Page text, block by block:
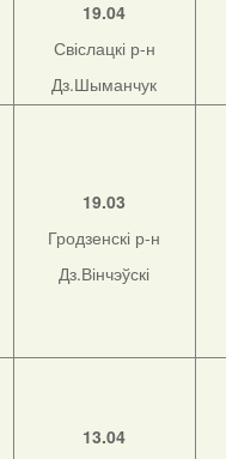
19.04
Свіслацкі р-н
Дз.Шыманчук
19.03
Гродзенскі р-н
Дз.Вінчэўскі
13.04